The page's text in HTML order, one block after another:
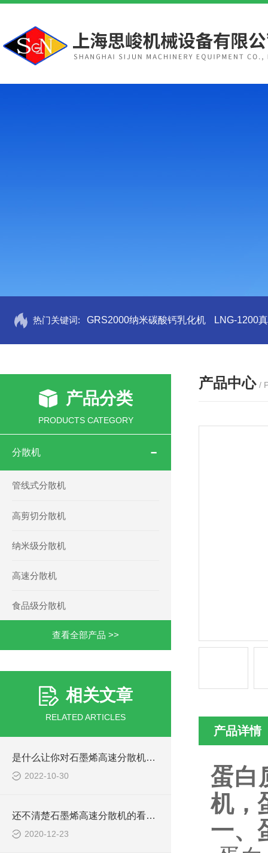
热门关键词: GRS2000纳米碳酸钙乳化机 LNG-1200
产品分类
PRODUCTS CATEGORY
分散机
管线式分散机
高剪切分散机
纳米级分散机
高速分散机
食品级分散机
查看全部产品 >>
相关文章
RELATED ARTICLES
是什么让你对石墨烯高速分散机如此看好的
2022-10-30
还不清楚石墨烯高速分散机的看这里！
2020-12-23
产品中心 /
产品详情
蛋白
机，
一、